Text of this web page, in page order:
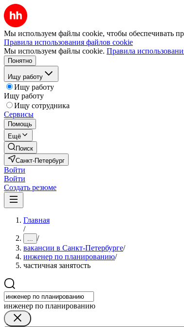
Мы используем файлы cookie, чтобы обеспечивать
Правила использования файлов cookie
Мы используем файлы cookie. Правила
Понятно
Ищу работу
Ищу работу
Ищу работу
Ищу сотрудника
Сервисы
Помощь
Ещё
Поиск
Санкт-Петербург
Войти
Войти
Создать резюме
Главная
/
... /
вакансии в Санкт-Петербурге/
инженер по планированию/
частичная занятость
инженер по планированию